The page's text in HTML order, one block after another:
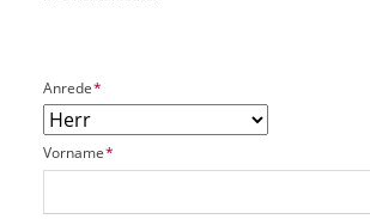
O
k
P
t
U
P
f
l
i
c
Anrede*
P
f
Vorname*